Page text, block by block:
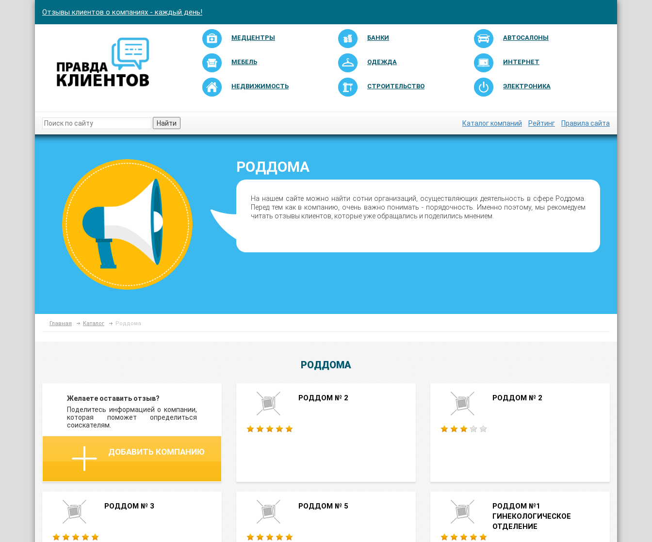
Отзывы клиентов о компаниях - каждый день!
МЕДЦЕНТРЫ БАНКИ АВТОСАЛОНЫ
МЕБЕЛЬ ОДЕЖДА ИНТЕРНЕТ
НЕДВИЖИМОСТЬ СТРОИТЕЛЬСТВО ЭЛЕКТРОНИКА
Найти Каталог компаний Рейтинг Правила сайта
РОДДОМА
На нашем сайте можно найти сотни организаций, осуществляющих деятельность в сфере Роддома.
Перед тем как в компанию, очень важно понимать - порядочность. Именно поэтому, мы рекомедуем
читать отзывы клиентов, которые уже обращались и поделились мнением.
Главная Каталог Роддома
РОДДОМА
Желаете оставить отзыв?
Поделитесь информацией о компании,
которая поможет определиться
соискателям.
ДОБАВИТЬ КОМПАНИЮ
РОДДОМ № 2 РОДДОМ № 2
РОДДОМ № 3 РОДДОМ № 5
РОДДОМ №1
ГИНЕКОЛОГИЧЕСКОЕ
ОТДЕЛЕНИЕ